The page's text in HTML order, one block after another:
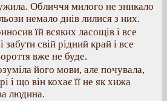
Обличчя милого не зникало
немало днів лилися з них.
їй всяких ласощів і все
свій рідний край і все
вже не буде.
його мови, але почувала,
і що він кохає її не як хижа
людина.